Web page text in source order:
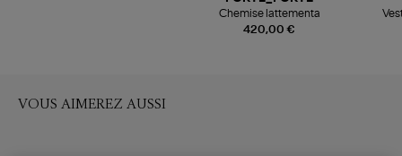
420,00 €
Chemise lattementa
VOUS AIMEREZ AUSSI